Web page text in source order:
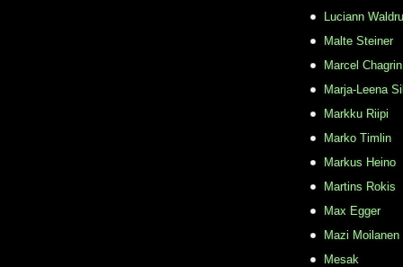
Luciann
Malte Steiner
Marcel Chagrin
Marja-Leena
Markku Riipi
Marko Timlin
Markus Heino
Martins Rokis
Max Egger
Mazi Moilanen
Mesak